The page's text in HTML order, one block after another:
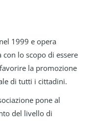
1999 e opera
lo scopo di essere
la promozione
di tutti i cittadini.
pone al
del livello di